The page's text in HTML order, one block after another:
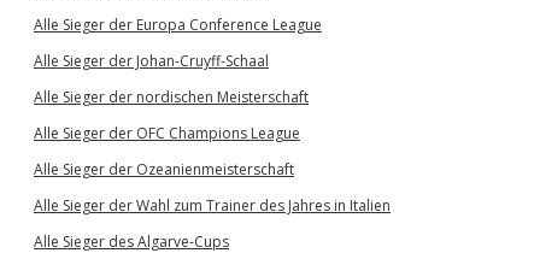
Alle Sieger der Europa Conference League
Alle Sieger der Johan-Cruyff-Schaal
Alle Sieger der nordischen Meisterschaft
Alle Sieger der OFC Champions League
Alle Sieger der Ozeanienmeisterschaft
Alle Sieger der Wahl zum Trainer des Jahres in Italien
Alle Sieger des Algarve-Cups